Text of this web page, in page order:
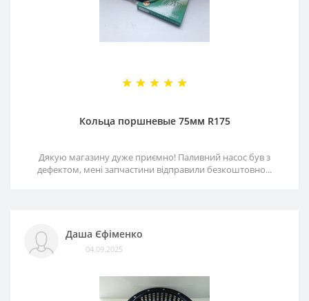
Кольца поршневые 75мм R175
Дякую магазину дуже приємно! Паливний насос був з
дефектом, мені запчастини відправили безкоштовно...
Даша Єфіменко
04.09.2025